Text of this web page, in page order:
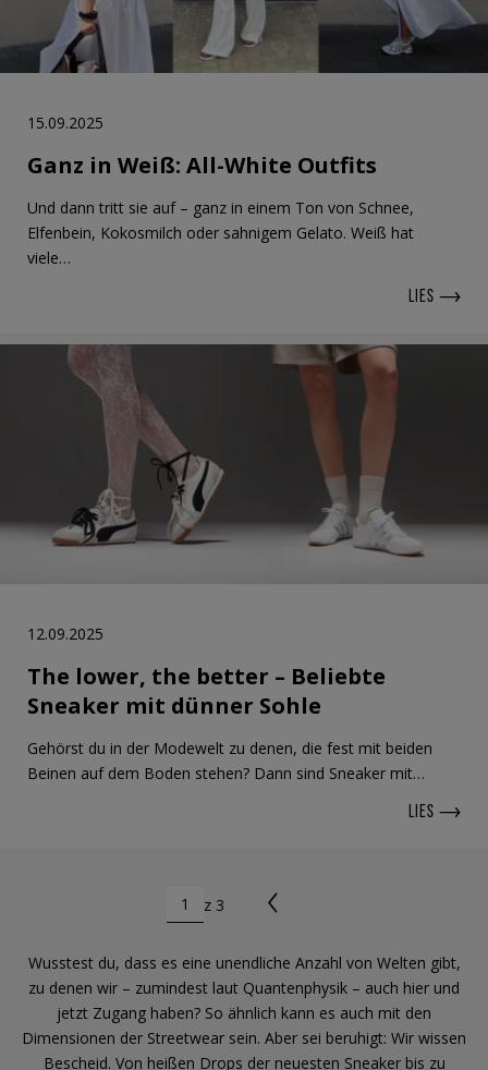
15.09.2025
Ganz in Weiß: All-White Outfits
Und dann tritt sie auf – ganz in einem Ton von Schnee,
Elfenbein, Kokosmilch oder sahnigem Gelato. Weiß hat
viele…
LIES
12.09.2025
The lower, the better – Beliebte
Sneaker mit dünner Sohle
Gehörst du in der Modewelt zu denen, die fest mit beiden
Beinen auf dem Boden stehen? Dann sind Sneaker mit…
LIES
z 3
Wusstest du, dass es eine unendliche Anzahl von Welten gibt,
zu denen wir – zumindest laut Quantenphysik – auch hier und
jetzt Zugang haben? So ähnlich kann es auch mit den
Dimensionen der Streetwear sein. Aber sei beruhigt: Wir wissen
Bescheid. Von heißen Drops der neuesten Sneaker bis zu